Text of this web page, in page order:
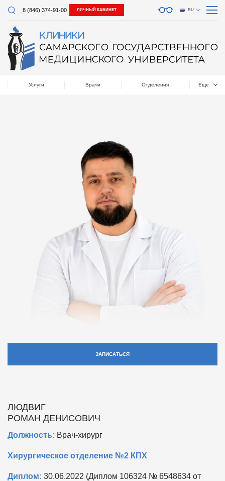
8 (846) 374-91-00 ЛИЧНЫЙ КАБИНЕТ RU
Услуги Врачи Отделения Еще
ЗАПИСАТЬСЯ
ЛЮДВИГ
РОМАН ДЕНИСОВИЧ
Должность: Врач-хирург
Хирургическое отделение №2 КПХ
Диплом: 30.06.2022 (Диплом 106324 № 6548634 от